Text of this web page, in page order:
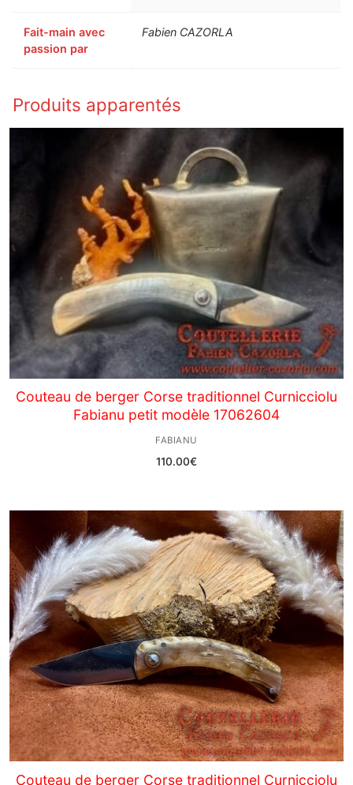
Fait-main avec
passion par
Fabien CAZORLA
Produits apparentés
Couteau de berger Corse traditionnel Curnicciolu
Fabianu petit modèle 17062604
FABIANU
110.00€
Couteau de berger Corse traditionnel Curnicciolu